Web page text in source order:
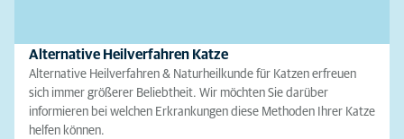
Alternative Heilverfahren Katze
Alternative Heilverfahren & Naturheilkunde für Katzen erfreuen
sich immer größerer Beliebtheit. Wir möchten Sie darüber
informieren bei welchen Erkrankungen diese Methoden Ihrer Katze
helfen können.